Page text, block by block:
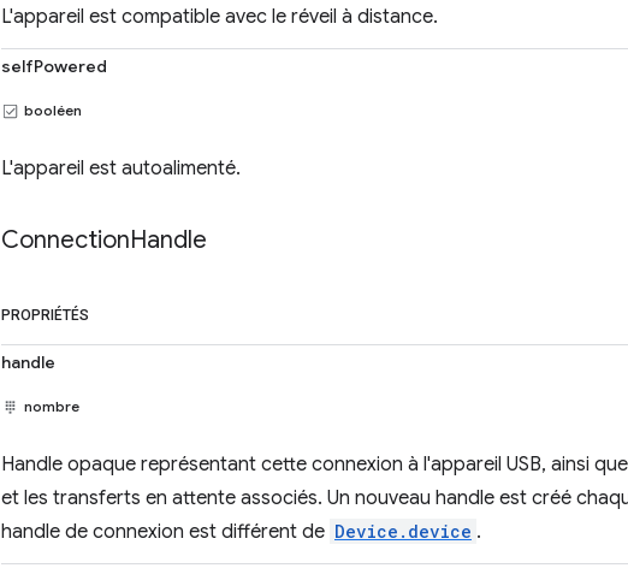
L'appareil est compatible avec le réveil à distance.
selfPowered
booléen
L'appareil est autoalimenté.
ConnectionHandle
PROPRIÉTÉS
handle
nombre
Handle opaque représentant cette connexion à l'appareil USB, ainsi
et les transferts en attente associés. Un nouveau handle est créé
handle de connexion est différent de Device.device .